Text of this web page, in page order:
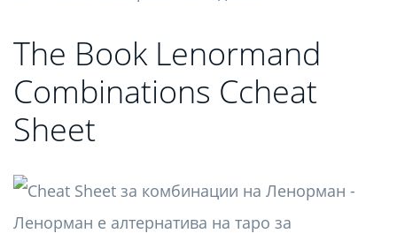
The Book Lenormand
Combinations Ccheat
Sheet